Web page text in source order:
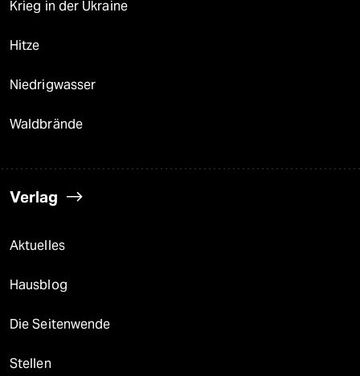
Krieg in der Ukraine
Hitze
Niedrigwasser
Waldbrände
Verlag
Aktuelles
Hausblog
Die Seitenwende
Stellen